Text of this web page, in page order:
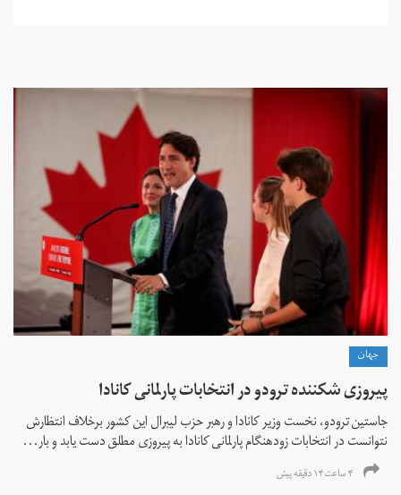
جهان
پیروزی شکننده ترودو در انتخابات پارلمانی کانادا
جاستین ترودو، نخست وزیر کانادا و رهبر حزب لیبرال این کشور برخلاف انتظارش
نتوانست در انتخابات زود‌هنگام پارلمانی کانادا به پیروزی مطلق دست یابد و بار...
۴ ساعت ۱۴ دقیقه پیش